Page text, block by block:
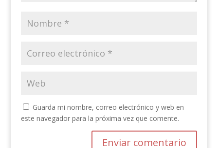
Guarda mi nombre, correo electrónico y web en
este navegador para la próxima vez que comente.